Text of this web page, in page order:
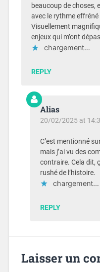
beaucoup de choses,
avec le rythme
Visuellement
enjeux qui m’ont
chargement…
REPLY
Alias
20/02/2025 at
C’est mentionné
mais j’ai vu des
contraire. Cela dit,
rushé de l’histoire.
chargement…
REPLY
Laisser un